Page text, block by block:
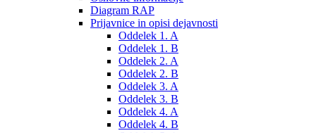
Diagram RAP
Prijavnice in opisi dejavnosti
Oddelek 1. A
Oddelek 1. B
Oddelek 2. A
Oddelek 2. B
Oddelek 3. A
Oddelek 3. B
Oddelek 4. A
Oddelek 4. B